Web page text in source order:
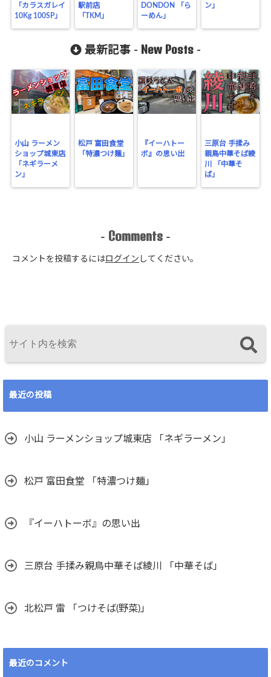
gins/sns-
count-
cache.php
on line2897
「カラスガレイ
10Kg 100SP」
駅前店
「TKM」
DONDON 「ら
ーめん」
ン」
最新記事 - New Posts -
小山 ラーメン
ショップ城東店
「ネギラーメ
ン」
松戸 富田食堂
「特濃つけ麺」
『イーハトー
ボ』の思い出
三原台 手揉み
親鳥中華そば綾
川 「中華そ
ば」
- Comments -
コメントを投稿するには ログイン してください。
最近の投稿
小山 ラーメンショップ城東店 「ネギラーメン」
松戸 富田食堂 「特濃つけ麺」
『イーハトーボ』の思い出
三原台 手揉み親鳥中華そば綾川 「中華そば」
北松戸 雷 「つけそば(野菜)」
最近のコメント